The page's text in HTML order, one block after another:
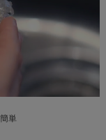
単